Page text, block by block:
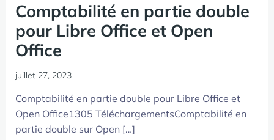
Comptabilité en partie double
pour Libre Office et Open
Office
juillet 27, 2023
Comptabilité en partie double pour Libre Office et
Open Office1305 TéléchargementsComptabilité en
partie double sur Open […]